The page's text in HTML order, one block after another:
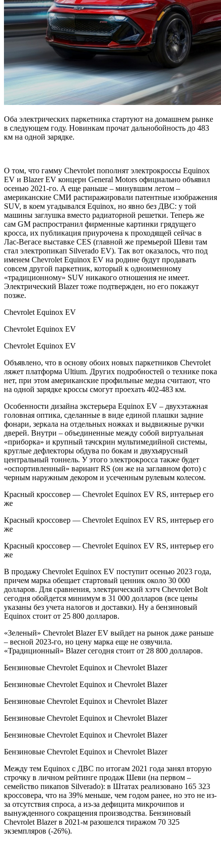
Оба электрических паркетника стартуют на домашнем рынке
в следующем году. Новинкам прочат дальнобойность до 483
км на одной зарядке.
О том, что гамму Chevrolet пополнят электрокроссы Equinox
EV и Blazer EV концерн General Motors официально объявил
осенью 2021-го. А еще раньше – минувшим летом –
американские СМИ растиражировали патентные изображения
SUV, в коем угадывался Equinox, но явно без ДВС: у той
машины заглушка вместо радиаторной решетки. Теперь же
сам GM распространил фирменные картинки грядущего
кросса, их публикация приурочена к проходящей сейчас в
Лас-Вегасе выставке CES (главной же премьерой Шеви там
стал электропикап Silverado EV). Так вот оказалось, что под
именем Chevrolet Equinox EV на родине будут продавать
совсем другой паркетник, который к одноименному
«традиционному» SUV никакого отношения не имеет.
Электрический Blazer тоже подтвержден, но его покажут
позже.
Chevrolet Equinox EV
Chevrolet Equinox EV
Chevrolet Equinox EV
Объявлено, что в основу обоих новых паркетников Chevrolet
ляжет платформа Ultium. Других подробностей о технике пока
нет, при этом американские профильные медиа считают, что
на одной зарядке кроссы смогут проехать 402-483 км.
Особенности дизайна экстерьера Equinox EV – двухэтажная
головная оптика, сделанные в виде единой плашки задние
фонари, зеркала на отдельных ножках и выдвижные ручки
дверей. Внутри – объединенные между собой виртуальная
«приборка» и крупный тачскрин мультимедийной системы,
круглые дефлекторы обдува по бокам и двухъярусный
центральный тоннель. У этого электрокросса также будет
«оспортивленный» вариант RS (он же на заглавном фото) с
черным наружным декором и усеченным рулевым колесом.
Красный кроссовер — Chevrolet Equinox EV RS, интерьер его
же
Красный кроссовер — Chevrolet Equinox EV RS, интерьер его
же
Красный кроссовер — Chevrolet Equinox EV RS, интерьер его
же
В продажу Chevrolet Equinox EV поступит осенью 2023 года,
причем марка обещает стартовый ценник около 30 000
долларов. Для сравнения, электрический хэтч Chevrolet Bolt
сегодня обойдется минимум в 31 000 долларов (все цены
указаны без учета налогов и доставки). Ну а бензиновый
Equinox стоит от 25 800 долларов.
«Зеленый» Chevrolet Blazer EV выйдет на рынок даже раньше
– весной 2023-го, но цену марка еще не озвучила.
«Традиционный» Blazer сегодня стоит от 28 800 долларов.
Бензиновые Chevrolet Equinox и Chevrolet Blazer
Бензиновые Chevrolet Equinox и Chevrolet Blazer
Бензиновые Chevrolet Equinox и Chevrolet Blazer
Бензиновые Chevrolet Equinox и Chevrolet Blazer
Бензиновые Chevrolet Equinox и Chevrolet Blazer
Бензиновые Chevrolet Equinox и Chevrolet Blazer
Между тем Equinox с ДВС по итогам 2021 года занял вторую
строчку в личном рейтинге продаж Шеви (на первом –
семейство пикапов Silverado): в Штатах реализовано 165 323
кроссовера, что на 39% меньше, чем годом ранее, но это не из-
за отсутствия спроса, а из-за дефицита микрочипов и
вынужденного сокращения производства. Бензиновый
Chevrolet Blazer в 2021-м разошелся тиражом 70 325
экземпляров (-26%).